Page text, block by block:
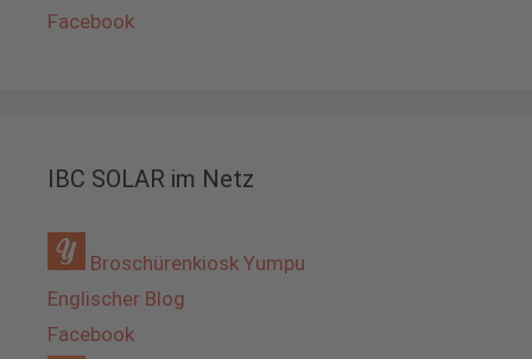
Facebook
IBC SOLAR im Netz
Broschürenkiosk Yumpu
Englischer Blog
Facebook